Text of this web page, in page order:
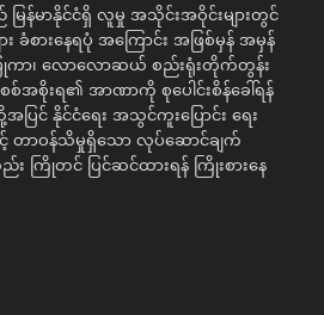
မာနိုင်ငံရှိ လူမှု အသိုင်းအဝိုင်းများတွင်
ခံစားနေရပုံ အကြောင်း အဖြစ်မှန် အမှန်
ြုကာ၊ လောလောဆယ် စည်းရုံးတိုက်တွန်း
စစ်အစိုးရ၏ အာဏာကို စုပေါင်းစိန်ခေါ်ရန်
ပြင် နိုင်ငံရေး အသွင်ကူးပြောင်း ရေး
တာဝန်သိမှုရှိသော လုပ်ဆောင်ချက်
ကြိုတင် ပြင်ဆင်ထားရန် ကြိုးစားနေ